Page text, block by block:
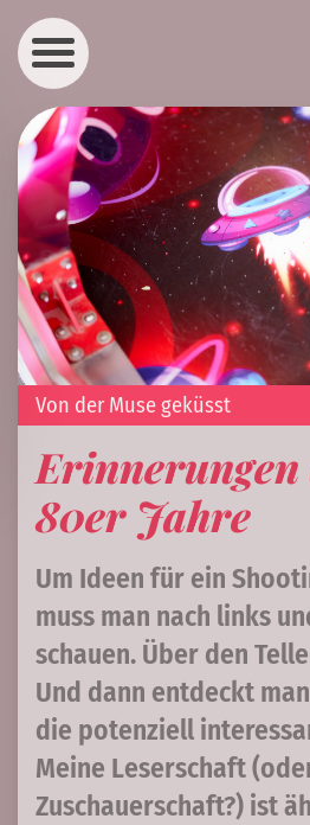
Von der Muse geküsst
80er Jahre
Um Ideen für ein
muss man nach links
schauen. Über den
Und dann entdeckt
die potenziell
Meine Leserschaft
Zuschauerschaft?) ist